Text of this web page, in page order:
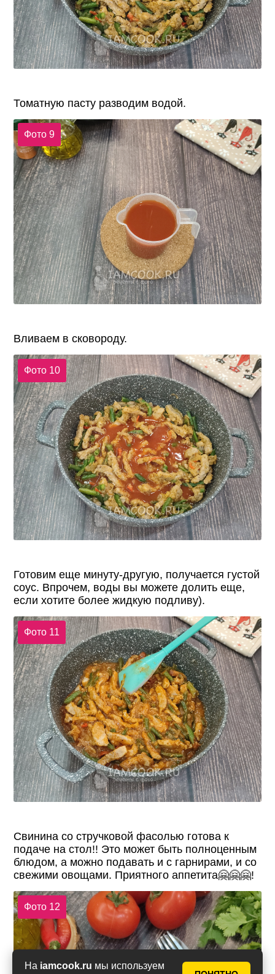
На iamcook.ru мы используем
Томатную пасту разводим водой.
Фото 9
Вливаем в сковороду.
Фото 10
Готовим еще минуту-другую, получается густой
соус. Впрочем, воды вы можете долить еще,
если хотите более жидкую подливу).
Фото 11
Свинина со стручковой фасолью готова к
подаче на стол!! Это может быть полноценным
блюдом, а можно подавать и с гарнирами, и со
свежими овощами. Приятного аппетита🤗🤗🤗!
Фото 12